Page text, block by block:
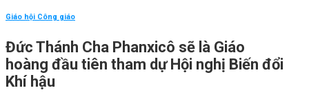
Giáo hội Công giáo
Đức Thánh Cha Phanxicô sẽ là Giáo
hoàng đầu tiên tham dự Hội nghị Biến đổi
Khí hậu